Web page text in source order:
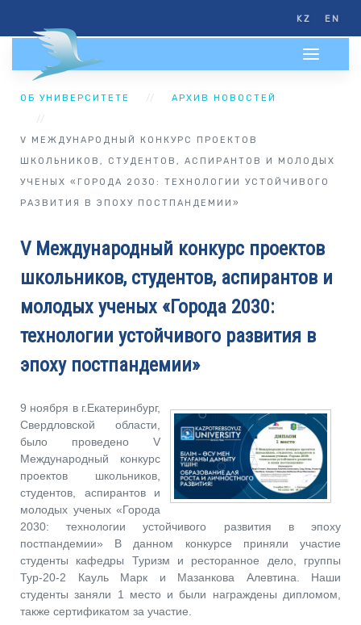
KZ EN
ОБ УНИВЕРСИТЕТЕ АРХИВ НОВОСТЕЙ
V МЕЖДУНАРОДНЫЙ КОНКУРС ПРОЕКТОВ
ШКОЛЬНИКОВ, СТУДЕНТОВ, АСПИРАНТОВ И МОЛОДЫХ
УЧЕНЫХ «ГОРОДА 2030: ТЕХНОЛОГИИ УСТОЙЧИВОГО
РАЗВИТИЯ В ЭПОХУ ПОСТПАНДЕМИИ»
V Международный конкурс проектов
школьников, студентов, аспирантов и
молодых ученых «Города 2030:
технологии устойчивого развития в
эпоху постпандемии»
9 ноября в г.Екатеринбург,
Свердловской области,
было проведено V
Международный конкурс
проектов школьников,
студентов, аспирантов и
молодых ученых «Города
2030: технологии устойчивого развития в эпоху
постпандемии» В данном конкурсе приняли участие
студенты кафедры Туризм и ресторанное дело, группы
Тур-20-2 Кауль Марк и Мазанкова Алевтина. Наши
студенты заняли 1 место и были награждены дипломом,
также сертификатом за участие.